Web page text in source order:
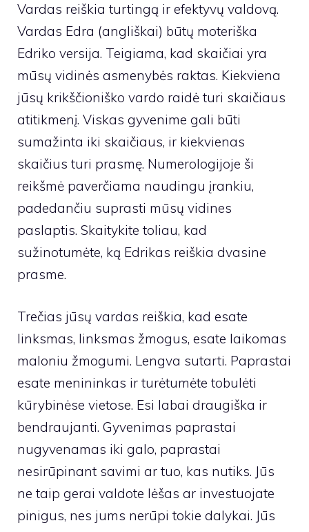
Vardas reiškia turtingą ir efektyvų valdovą.
Vardas Edra (angliškai) būtų moteriška
Edriko versija. Teigiama, kad skaičiai yra
mūsų vidinės asmenybės raktas. Kiekviena
jūsų krikščioniško vardo raidė turi skaičiaus
atitikmenį. Viskas gyvenime gali būti
sumažinta iki skaičiaus, ir kiekvienas
skaičius turi prasmę. Numerologijoje ši
reikšmė paverčiama naudingu įrankiu,
padedančiu suprasti mūsų vidines
paslaptis. Skaitykite toliau, kad
sužinotumėte, ką Edrikas reiškia dvasine
prasme.
Trečias jūsų vardas reiškia, kad esate
linksmas, linksmas žmogus, esate laikomas
maloniu žmogumi. Lengva sutarti. Paprastai
esate menininkas ir turėtumėte tobulėti
kūrybinėse vietose. Esi labai draugiška ir
bendraujanti. Gyvenimas paprastai
nugyvenamas iki galo, paprastai
nesirūpinant savimi ar tuo, kas nutiks. Jūs
ne taip gerai valdote lėšas ar investuojate
pinigus, nes jums nerūpi tokie dalykai. Jūs